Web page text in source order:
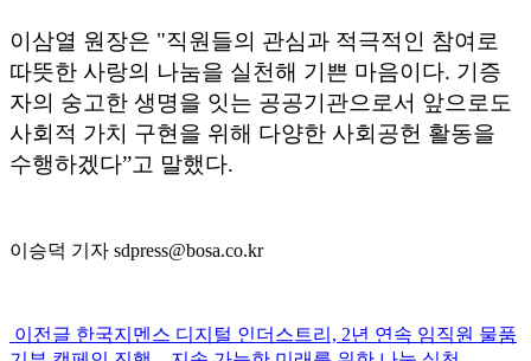
이삼열 원장은 "직원들의 관심과 적극적인 참여로
따뜻한 사랑의 나눔을 실천해 기쁜 마음이다. 기증
자의 숭고한 생명을 잇는 공공기관으로서 앞으로도
사회적 가치 구현을 위해 다양한 사회공헌 활동을
수행하겠다”고 말했다.
이승덕 기자 sdpress@bosa.co.kr
이전글 한국지멘스 디지털 인더스트리, 2년 연속 임직원 물품